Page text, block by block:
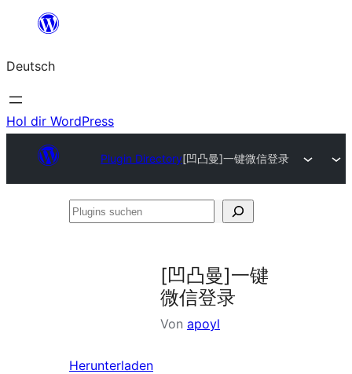
springen
Deutsch
Hol dir WordPress
Plugin Directory[凹凸曼]一键微信登录
Plugins
[凹凸曼]一键
微信登录
Von apoyl
Herunterladen